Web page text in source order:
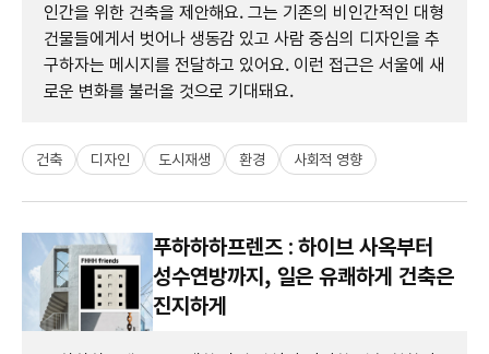
인간을 위한 건축을 제안해요. 그는 기존의 비인간적인 대형
건물들에게서 벗어나 생동감 있고 사람 중심의 디자인을 추
구하자는 메시지를 전달하고 있어요. 이런 접근은 서울에 새
로운 변화를 불러올 것으로 기대돼요.
건축 디자인 도시재생 환경 사회적 영향
푸하하하프렌즈 : 하이브 사옥부터
성수연방까지, 일은 유쾌하게 건축은
진지하게